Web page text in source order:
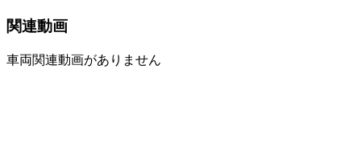
関連動画
車両関連動画がありません